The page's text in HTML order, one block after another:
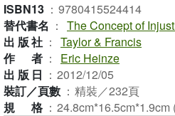
ISBN13 ： 9780415524414
替代書名 ： The Concept of
出版社 ： Taylor & Francis
作者 ：
Eric Heinze
出版日 ： 2012/12/05
裝訂／頁數 ： 精裝／232頁
規格 ： 24.8cm*16.5cm*1.9cm